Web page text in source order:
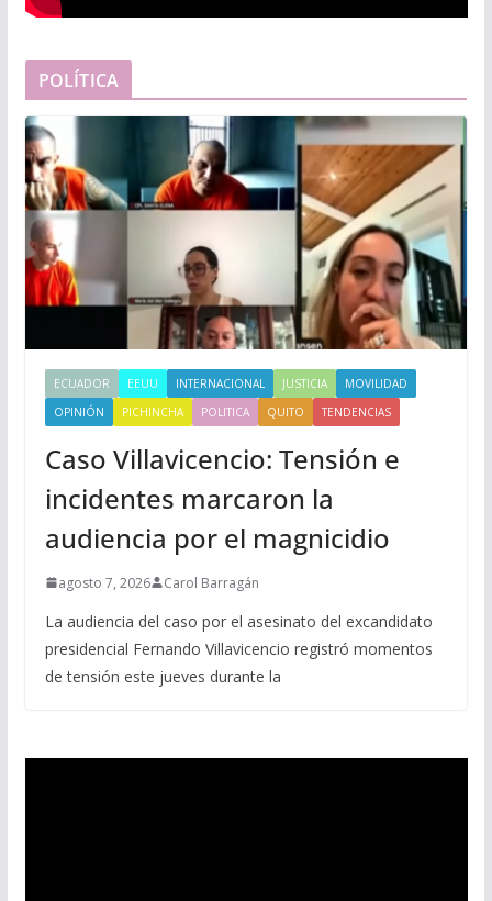
POLÍTICA
ECUADOR EEUU INTERNACIONAL JUSTICIA
MOVILIDAD
OPINIÓN
PICHINCHA POLITICA QUITO TENDENCIAS
Caso Villavicencio: Tensión e
incidentes marcaron la
audiencia por el magnicidio
agosto 7, 2026 Carol Barragán
La audiencia del caso por el asesinato del excandidato
presidencial Fernando Villavicencio registró momentos
de tensión este jueves durante la